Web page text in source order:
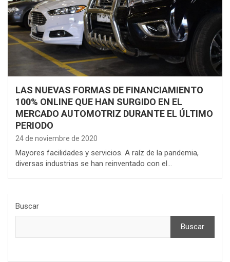
LAS NUEVAS FORMAS DE FINANCIAMIENTO
100% ONLINE QUE HAN SURGIDO EN EL
MERCADO AUTOMOTRIZ DURANTE EL ÚLTIMO
PERIODO
24 de noviembre de 2020
Mayores facilidades y servicios. A raíz de la pandemia,
diversas industrias se han reinventado con el…
Buscar
Buscar